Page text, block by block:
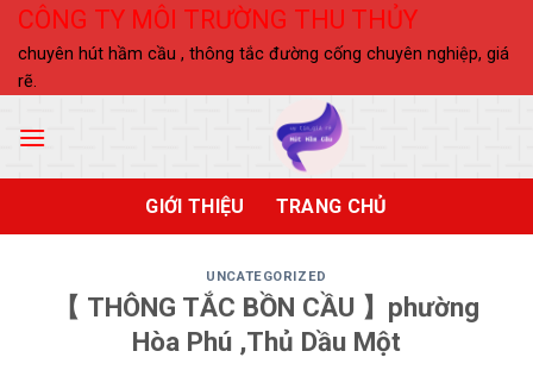
Skip
content
CÔNG TY MÔI TRƯỜNG THU THỦY
chuyên hút hầm cầu , thông tắc đường cống chuyên nghiệp, giá
rẽ.
GIỚI THIỆU TRANG CHỦ
UNCATEGORIZED
【 THÔNG TẮC BỒN CẦU 】phường
Hòa Phú ,Thủ Dầu Một